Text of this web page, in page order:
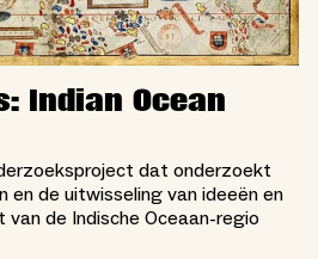
Indian Ocean
dat onderzoekt
en de uitwisseling van ideeën en
de Indische Oceaan-regio